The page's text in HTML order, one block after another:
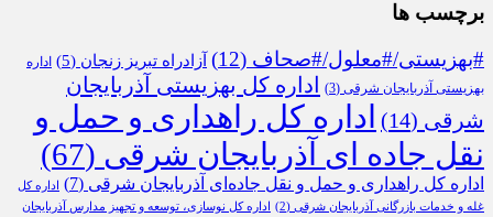
برچسب ها
#بهزیستی/#معلول/#صحاف (12) آزادراه تبریز زنجان (5)
اداره
بهزیستی آذربایجان شرقی (3)
اداره کل بهزیستی آذربایجان
شرقی (14)
اداره کل راهداری و حمل و
نقل جاده ای آذربایجان شرقی (67)
اداره کل راهداری و حمل و نقل جاده‌ای آذربایجان شرقی (7)
اداره کل
غله و خدمات بازرگانی آذربایجان شرقی (2)
اداره کل نوسازی، توسعه و تجهیز مدارس آذربایجان